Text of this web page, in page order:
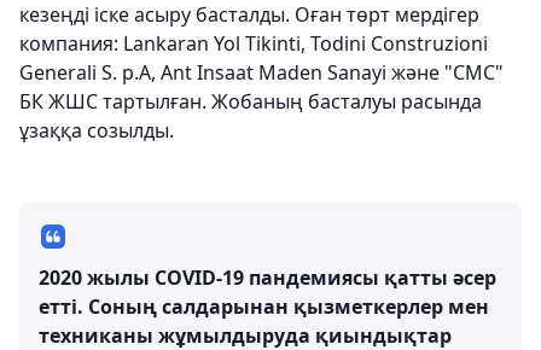
кезеңді іске асыру басталды. Оған төрт мердігер
компания: Lankaran Yol Tikinti, Todini Construzioni
Generali S. p.A, Ant Insaat Maden Sanayi және "СМС"
БК ЖШС тартылған. Жобаның басталуы расында
ұзаққа созылды.
2020 жылы COVID-19 пандемиясы қатты әсер
етті. Соның салдарынан қызметкерлер мен
техниканы жұмылдыруда қиындықтар